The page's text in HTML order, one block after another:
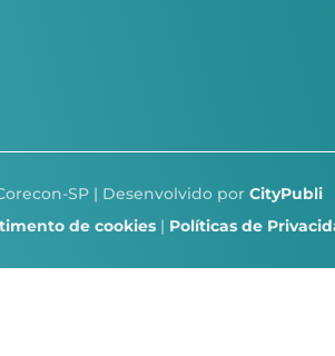
SP | Desenvolvido por CityPubli
de cookies| Políticas de